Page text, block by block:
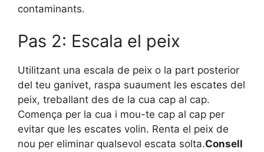
contaminants.
Pas 2: Escala el peix
Utilitzant una escala de peix o la part posterior
del teu ganivet, raspa suaument les escates del
peix, treballant des de la cua cap al cap.
Comença per la cua i mou-te cap al cap per
evitar que les escates volin. Renta el peix de
nou per eliminar qualsevol escata solta.Consell